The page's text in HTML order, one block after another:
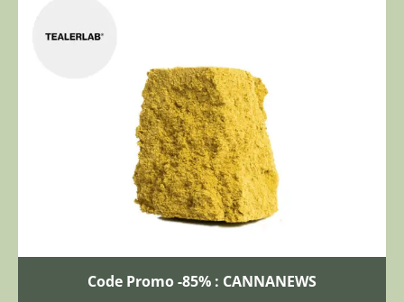
Code Promo -85% : CANNANEWS